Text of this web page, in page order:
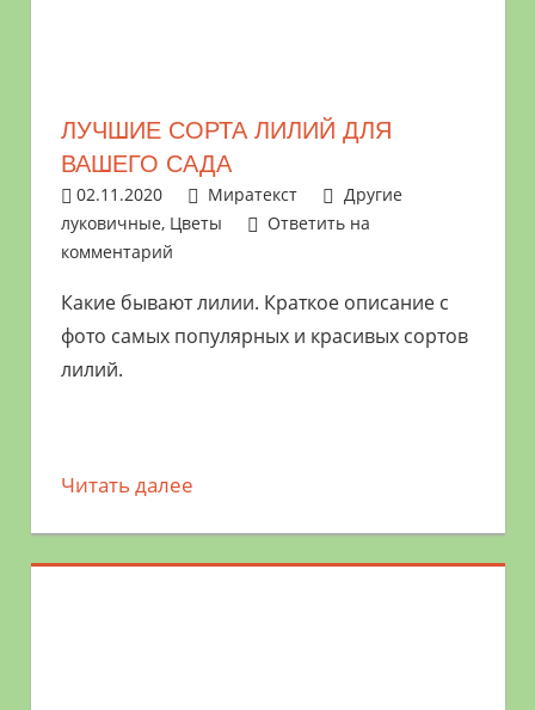
обустройстве
дачного
участка
выращивании
богатого
урожая.
ЛУЧШИЕ СОРТА ЛИЛИЙ ДЛЯ
ВАШЕГО САДА
02.11.2020 Миратекст
Другие
луковичные, Цветы
Ответить на
комментарий
Какие бывают лилии. Краткое описание с
фото самых популярных и красивых сортов
лилий.
Читать далее